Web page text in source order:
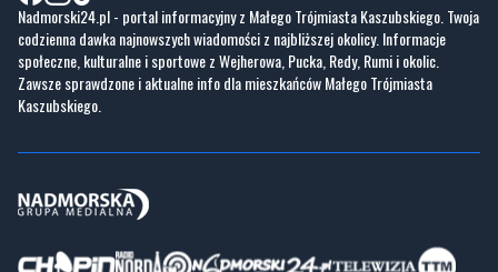
Nadmorski24.pl - portal informacyjny z Małego Trójmiasta Kaszubskiego. Twoja
codzienna dawka najnowszych wiadomości z najbliższej okolicy. Informacje
społeczne, kulturalne i sportowe z Wejherowa, Pucka, Redy, Rumi i okolic.
Zawsze sprawdzone i aktualne info dla mieszkańców Małego Trójmiasta
Kaszubskiego.